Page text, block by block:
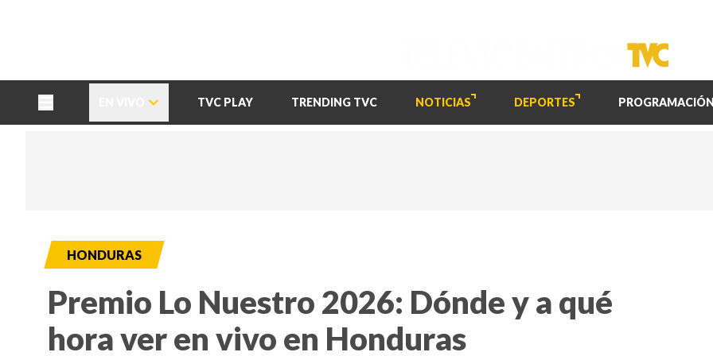
TVC PLAY TRENDING TVC NOTICIAS DEPORTES PROGRAMACIÓN
HONDURAS
Premio Lo Nuestro 2026: Dónde y a qué
hora ver en vivo en Honduras